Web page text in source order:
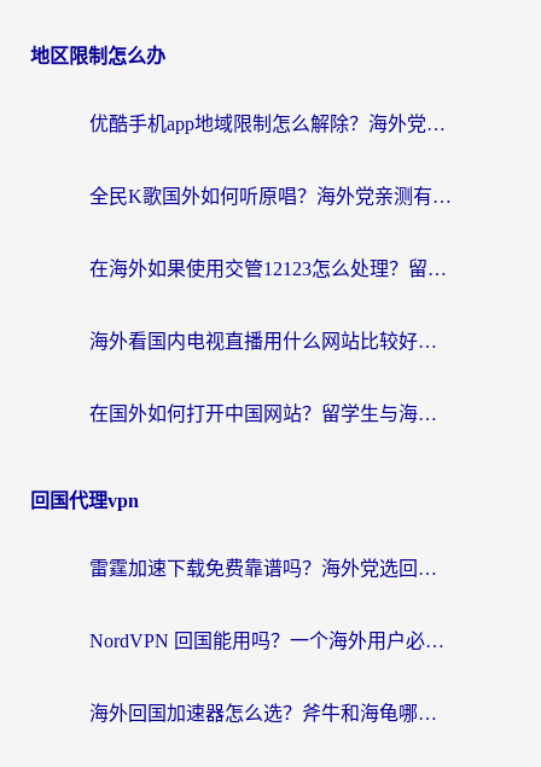
地区限制怎么办
优酷手机app地域限制怎么解除？海外党亲测有效的追剧方案
全民K歌国外如何听原唱？海外党亲测有效的回国加速器选择指南
在海外如果使用交管12123怎么处理？留学生亲测有效的回国加速方案
海外看国内电视直播用什么网站比较好？一篇解决你所有追剧难题的实用指南
在国外如何打开中国网站？留学生与海外华人的无缝访问指南
回国代理vpn
雷霆加速下载免费靠谱吗？海外党选回国加速器的避坑指南（附热门工具对比）
NordVPN 回国能用吗？一个海外用户必须面对的真实困境
海外回国加速器怎么选？斧牛和海龟哪个好？一篇帮你避开坑的实用指南